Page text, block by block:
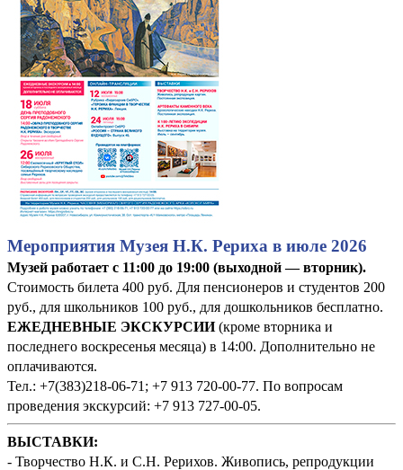
Мероприятия Музея Н.К. Рериха в июле 2026
Музей работает с 11:00 до 19:00 (выходной — вторник).
Стоимость билета 400 руб. Для пенсионеров и студентов 200
руб., для школьников 100 руб., для дошкольников бесплатно.
ЕЖЕДНЕВНЫЕ ЭКСКУРСИИ(кроме вторника и
последнего воскресенья месяца) в 14:00. Дополнительно не
оплачиваются.
Тел.: +7(383)218-06-71; +7 913 720-00-77. По вопросам
проведения экскурсий: +7 913 727-00-05.
ВЫСТАВКИ:
- Творчество Н.К. и С.Н. Рерихов. Живопись, репродукции